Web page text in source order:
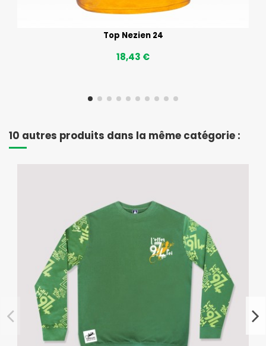
Top Nezien 24
18,43 €
10 autres produits dans la même catégorie :